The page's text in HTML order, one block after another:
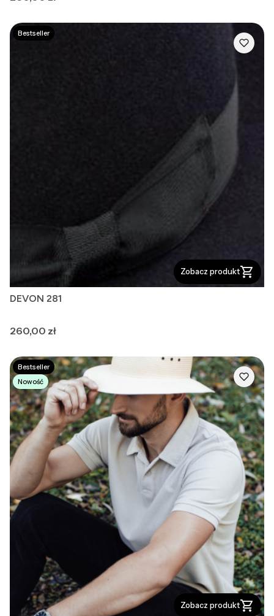
Bestseller
Zobacz produkt
DEVON 281
Cena
260,00 zł
Bestseller
Nowość
Zobacz produkt